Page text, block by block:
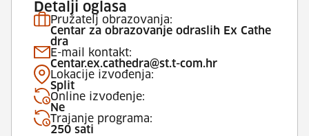
Detalji oglasa
Pružatelj obrazovanja:
Centar za obrazovanje odraslih Ex Cathe
dra
E-mail kontakt:
Centar.ex.cathedra@st.t-com.hr
Lokacije izvođenja:
Split
Online izvođenje:
Ne
Trajanje programa:
250 sati